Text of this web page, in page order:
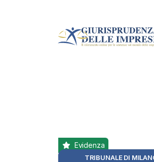
TRIBUNALE DI
Evidenza